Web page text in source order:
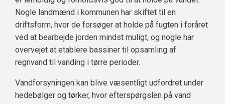
Nogle landmænd i kommunen har skiftet til en
driftsform, hvor de forsøger at holde på fugten i foråret
ved at bearbejde jorden mindst muligt, og nogle har
overvejet at etablere bassiner til opsamling af
regnvand til vanding i tørre perioder.
Vandforsyningen kan blive væsentligt udfordret under
hedebølger og tørker, hvor efterspørgslen på vand